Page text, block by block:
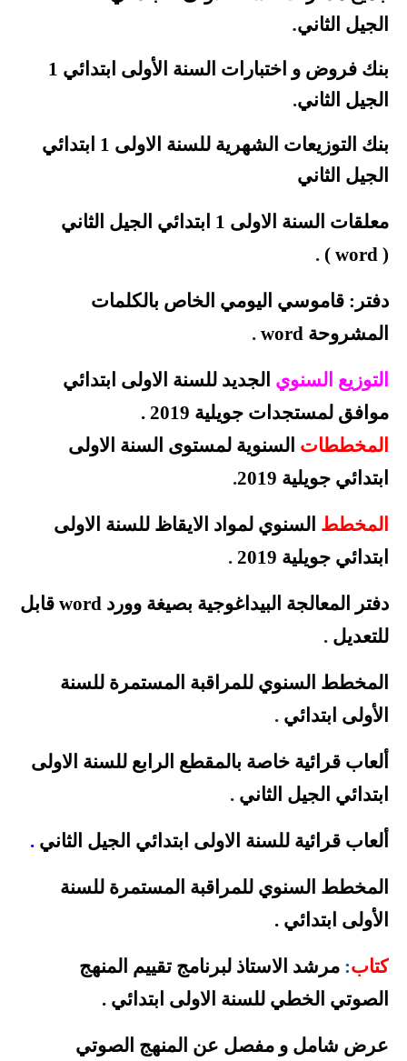
الجيل الثاني.
بنك فروض و اختبارات السنة الأولى ابتدائي 1
الجيل الثاني.
بنك
التوزيعات الشهرية للسنة الاولى 1 ابتدائي
الجيل الثاني
معلقات السنة الاولى 1 ابتدائي الجيل الثاني
(
word
)
.
دفتر: قاموسي اليومي الخاص بالكلمات
المشروحة word
.
التوزيع السنوي الجديد للسنة الاولى ابتدائي
موافق لمستجدات جويلية 2019
.
المخططات السنوية لمستوى السنة الاولى
ابتدائي جويلية 2019
.
المخطط السنوي لمواد الايقاظ للسنة الاولى
ابتدائي جويلية 2019
.
دفتر المعالجة البيداغوجية بصيغة وورد word قابل
للتعديل .
المخطط السنوي للمراقبة المستمرة للسنة
الأولى ابتدائي .
ألعاب قرائية خاصة بالمقطع الرابع للسنة الاولى
ابتدائي الجيل الثاني .
ألعاب قرائية للسنة الاولى ابتدائي الجيل الثاني .
المخطط السنوي للمراقبة المستمرة للسنة
الأولى ابتدائي .
كتاب: مرشد الاستاذ لبرنامج تقييم المنهج
الصوتي الخطي للسنة الاولى ابتدائي .
عرض شامل و مفصل عن المنهج الصوتي